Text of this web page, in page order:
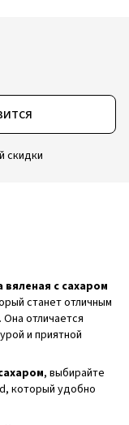
скидки
вяленая с сахаром
станет отличным
отличается
и приятной
, выбирайте
который удобно